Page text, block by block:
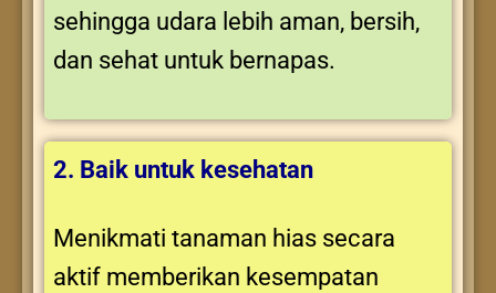
sehingga udara lebih aman, bersih,
dan sehat untuk bernapas.
2. Baik untuk kesehatan
Menikmati tanaman hias secara
aktif memberikan kesempatan